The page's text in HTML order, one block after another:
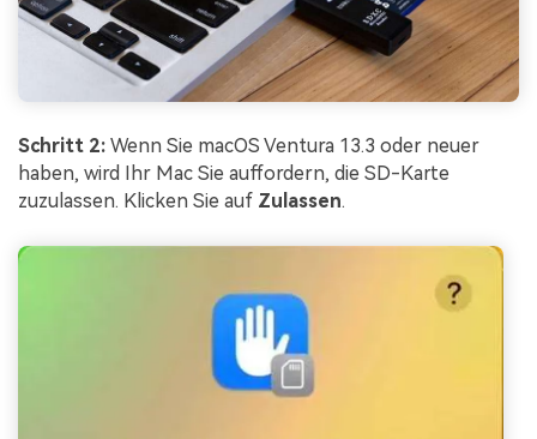
Schritt 2: Wenn Sie macOS Ventura 13.3 oder neuer
haben, wird Ihr Mac Sie auffordern, die SD-Karte
zuzulassen. Klicken Sie auf Zulassen.